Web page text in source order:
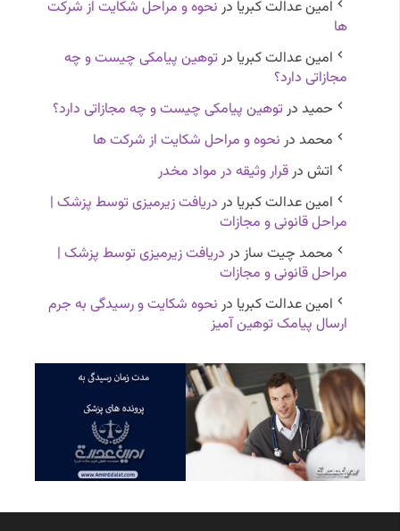
امین عدالت کبریا در نحوه و مراحل شکایت از شرکت
ها
امین عدالت کبریا در توهین پیامکی چیست و چه
مجازاتی دارد؟
حمید در توهین پیامکی چیست و چه مجازاتی دارد؟
محمد در نحوه و مراحل شکایت از شرکت ها
اتش درقرار وثیقه در مواد مخدر
امین عدالت کبریا در دریافت زیرمیزی توسط پزشک |
مراحل قانونی و مجازات
محمد چیت ساز در دریافت زیرمیزی توسط پزشک |
مراحل قانونی و مجازات
امین عدالت کبریا در نحوه شکایت و رسیدگی به جرم
ارسال پیامک توهین آمیز